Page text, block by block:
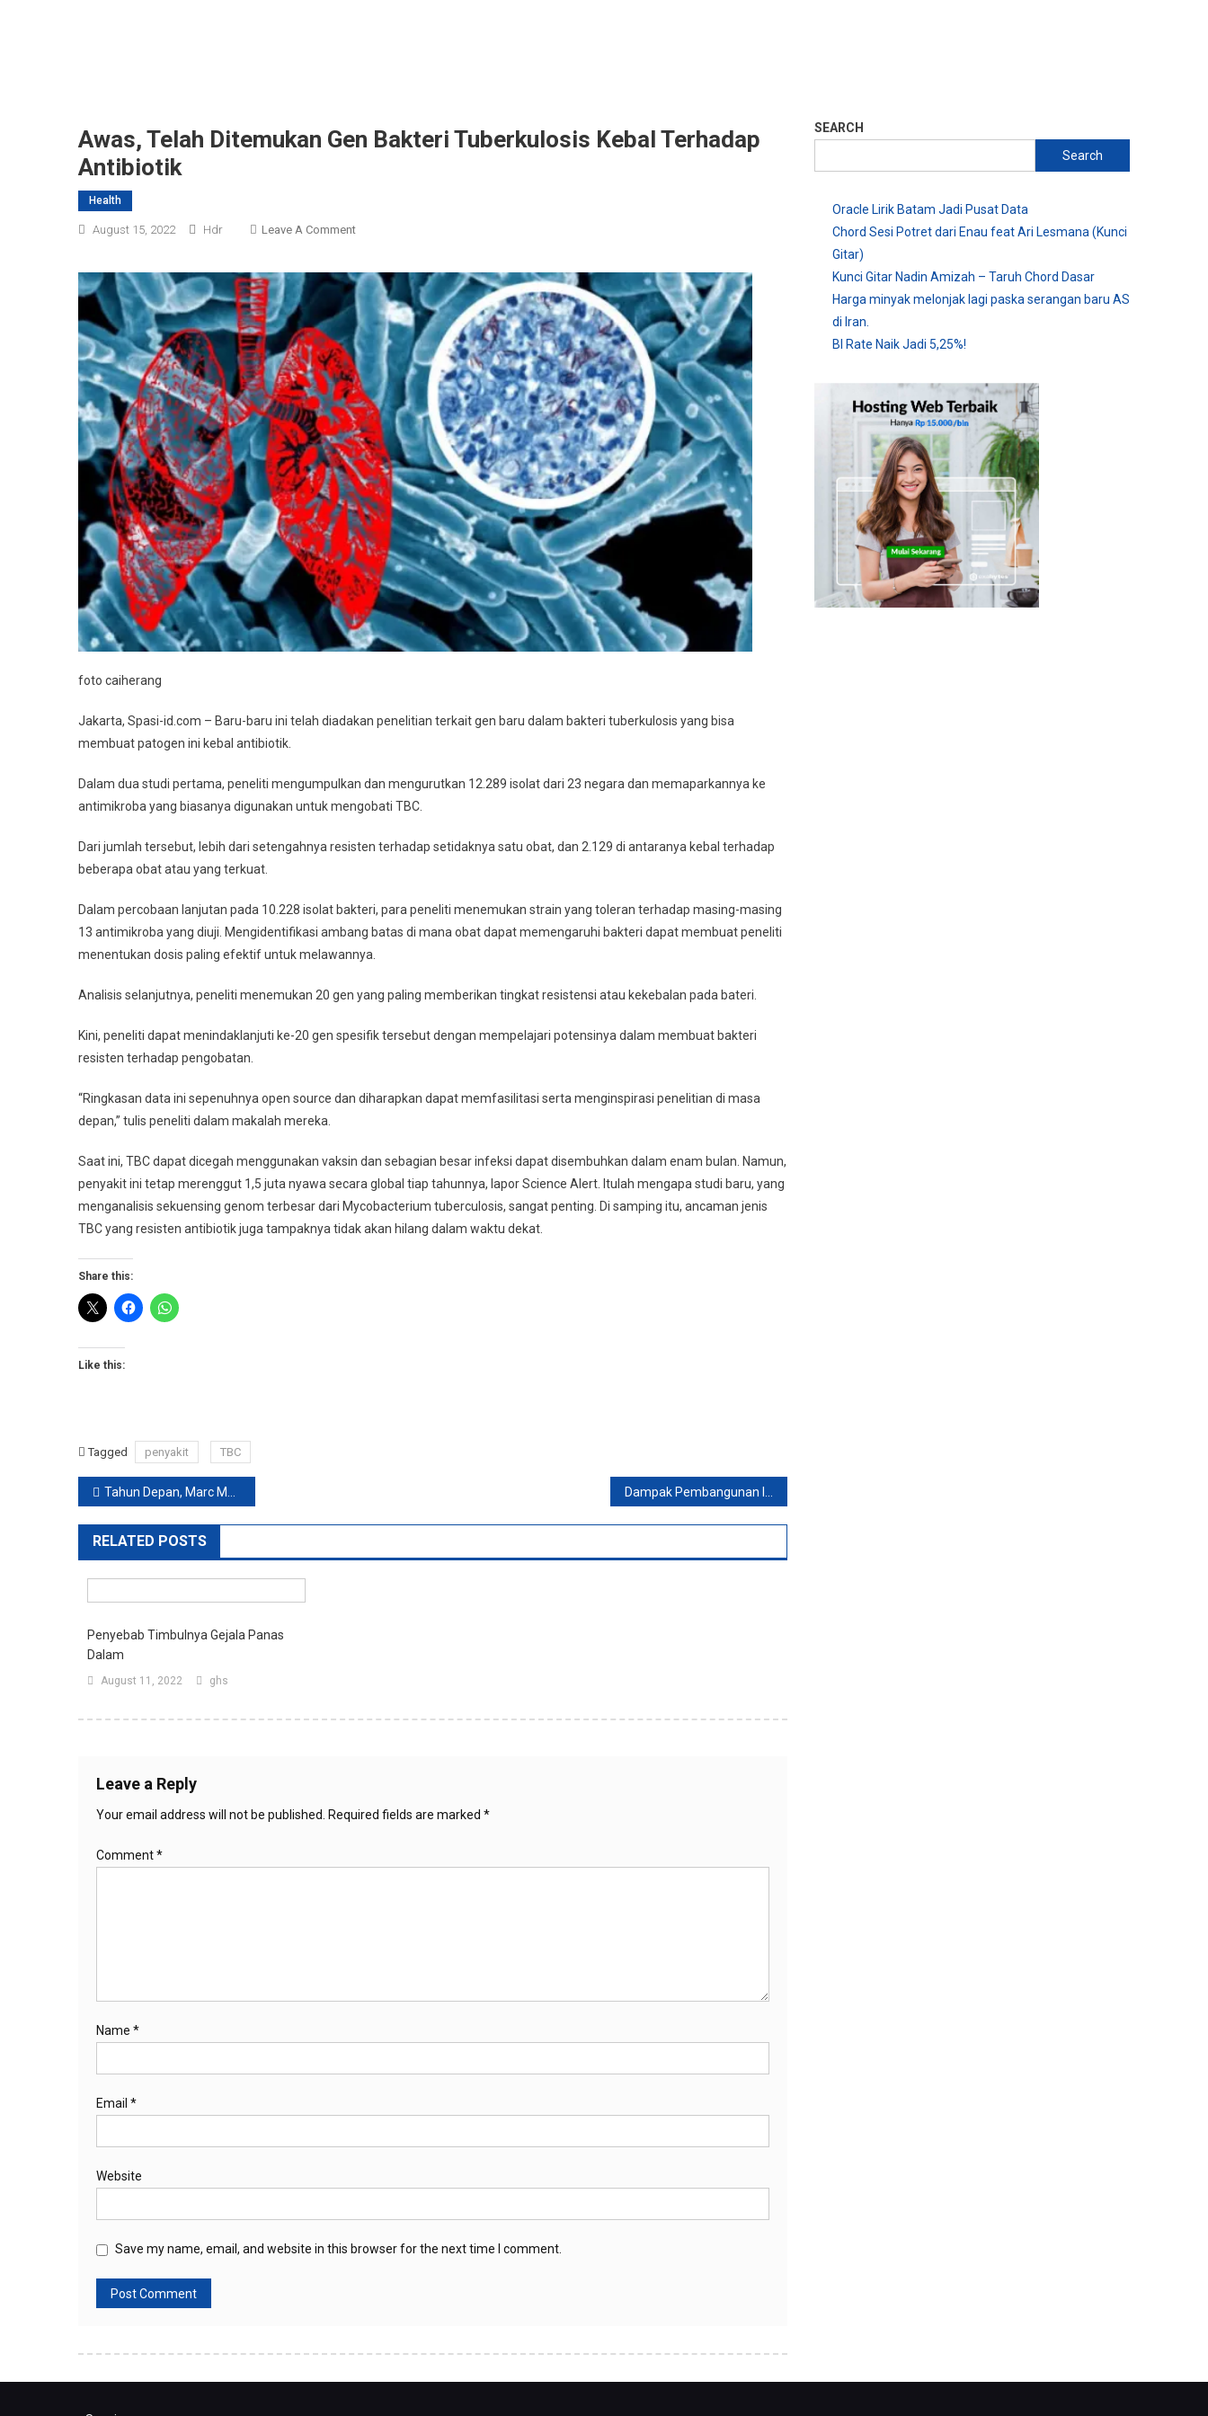
Awas, Telah Ditemukan Gen Bakteri Tuberkulosis Kebal Terhadap
Antibiotik
Health
August 15, 2022 Hdr Leave A CommentOn
Telah
Ditemukan
Gen
Bakteri
Tuberkulosis
Kebal
Terhadap
Antibiotik
foto caiherang
Jakarta, Spasi-id.com – Baru-baru ini telah diadakan penelitian terkait gen baru dalam bakteri tuberkulosis yang bisa
membuat patogen ini kebal antibiotik.
Dalam dua studi pertama, peneliti mengumpulkan dan mengurutkan 12.289 isolat dari 23 negara dan memaparkannya ke
antimikroba yang biasanya digunakan untuk mengobati TBC.
Dari jumlah tersebut, lebih dari setengahnya resisten terhadap setidaknya satu obat, dan 2.129 di antaranya kebal terhadap
beberapa obat atau yang terkuat.
Dalam percobaan lanjutan pada 10.228 isolat bakteri, para peneliti menemukan strain yang toleran terhadap masing-masing
13 antimikroba yang diuji. Mengidentifikasi ambang batas di mana obat dapat memengaruhi bakteri dapat membuat peneliti
menentukan dosis paling efektif untuk melawannya.
Analisis selanjutnya, peneliti menemukan 20 gen yang paling memberikan tingkat resistensi atau kekebalan pada bateri.
Kini, peneliti dapat menindaklanjuti ke-20 gen spesifik tersebut dengan mempelajari potensinya dalam membuat bakteri
resisten terhadap pengobatan.
“Ringkasan data ini sepenuhnya open source dan diharapkan dapat memfasilitasi serta menginspirasi penelitian di masa
depan,” tulis peneliti dalam makalah mereka.
Saat ini, TBC dapat dicegah menggunakan vaksin dan sebagian besar infeksi dapat disembuhkan dalam enam bulan. Namun,
penyakit ini tetap merenggut 1,5 juta nyawa secara global tiap tahunnya, lapor Science Alert. Itulah mengapa studi baru, yang
menganalisis sekuensing genom terbesar dari Mycobacterium tuberculosis, sangat penting. Di samping itu, ancaman jenis
TBC yang resisten antibiotik juga tampaknya tidak akan hilang dalam waktu dekat.
Share this:
Like this:
Tagged penyakit TBC
Post
navigation
Tahun Depan, Marc Marques Sebut Joan Mir Bakal Jadi Tandemnya Di Honda Repsol
RELATED POSTS
Penyebab Timbulnya Gejala Panas
Dalam
August 11, 2022 ghs
Leave a Reply
Your email address will not be published. Required fields are marked *
Comment*
Name *
Email *
Website
Save my name, email, and website in this browser for the next time I comment.
SEARCH
Search
Oracle Lirik Batam Jadi Pusat Data
Chord Sesi Potret dari Enau feat Ari Lesmana (Kunci
Gitar)
Kunci Gitar Nadin Amizah – Taruh Chord Dasar
Harga minyak melonjak lagi paska serangan baru AS
di Iran.
BI Rate Naik Jadi 5,25%!